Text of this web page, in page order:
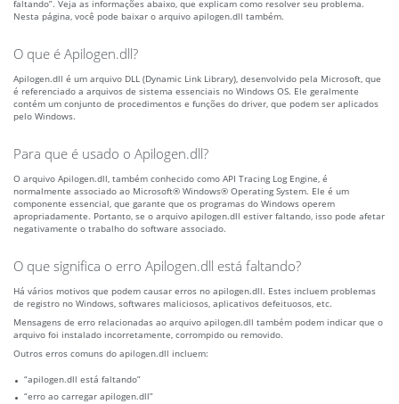
faltando”. Veja as informações abaixo, que explicam como resolver seu problema.
Nesta página, você pode baixar o arquivo apilogen.dll também.
O que é Apilogen.dll?
Apilogen.dll é um arquivo DLL (Dynamic Link Library), desenvolvido pela Microsoft, que
é referenciado a arquivos de sistema essenciais no Windows OS. Ele geralmente
contém um conjunto de procedimentos e funções do driver, que podem ser aplicados
pelo Windows.
Para que é usado o Apilogen.dll?
O arquivo Apilogen.dll, também conhecido como API Tracing Log Engine, é
normalmente associado ao Microsoft® Windows® Operating System. Ele é um
componente essencial, que garante que os programas do Windows operem
apropriadamente. Portanto, se o arquivo apilogen.dll estiver faltando, isso pode afetar
negativamente o trabalho do software associado.
O que significa o erro Apilogen.dll está faltando?
Há vários motivos que podem causar erros no apilogen.dll. Estes incluem problemas
de registro no Windows, softwares maliciosos, aplicativos defeituosos, etc.
Mensagens de erro relacionadas ao arquivo apilogen.dll também podem indicar que o
arquivo foi instalado incorretamente, corrompido ou removido.
Outros erros comuns do apilogen.dll incluem:
“apilogen.dll está faltando”
“erro ao carregar apilogen.dll”